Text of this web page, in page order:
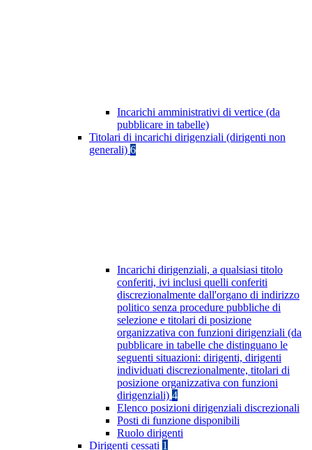
Incarichi amministrativi di vertice (da
pubblicare in tabelle)
Titolari di incarichi dirigenziali (dirigenti non
generali) 6
Incarichi dirigenziali, a qualsiasi titolo
conferiti, ivi inclusi quelli conferiti
discrezionalmente dall'organo di indirizzo
politico senza procedure pubbliche di
selezione e titolari di posizione
organizzativa con funzioni dirigenziali (da
pubblicare in tabelle che distinguano le
seguenti situazioni: dirigenti, dirigenti
individuati discrezionalmente, titolari di
posizione organizzativa con funzioni
dirigenziali) 4
Elenco posizioni dirigenziali discrezionali
Posti di funzione disponibili
Ruolo dirigenti
Dirigenti cessati 1